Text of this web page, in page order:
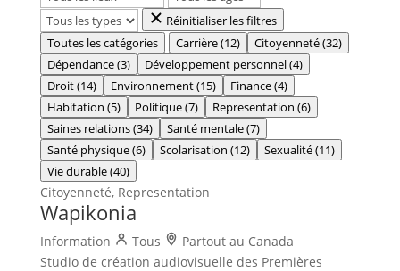
Réinitialiser les filtres
Toutes les catégories
Carrière(12) Citoyenneté(32)
Dépendance(3) Développement personnel(4)
Droit(14) Environnement(15) Finance(4)
Habitation (5) Politique(7) Representation (6)
Saines relations(34) Santé mentale(7)
Santé physique(6) Scolarisation (12) Sexualité(11)
Vie durable(40)
Citoyenneté, Representation
Wapikonia
Information Tous
Partout au Canada
Studio de création audiovisuelle des Premières